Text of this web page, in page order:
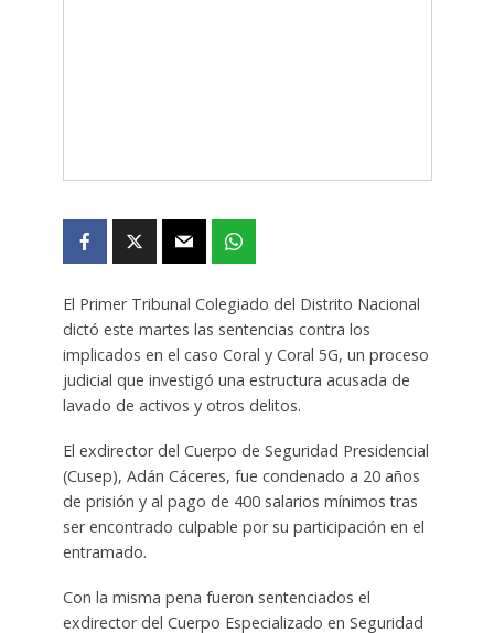
El Primer Tribunal Colegiado del Distrito Nacional
dictó este martes las sentencias contra los
implicados en el caso Coral y Coral 5G, un proceso
judicial que investigó una estructura acusada de
lavado de activos y otros delitos.
El exdirector del Cuerpo de Seguridad Presidencial
(Cusep), Adán Cáceres, fue condenado a 20 años
de prisión y al pago de 400 salarios mínimos tras
ser encontrado culpable por su participación en el
entramado.
Con la misma pena fueron sentenciados el
exdirector del Cuerpo Especializado en Seguridad